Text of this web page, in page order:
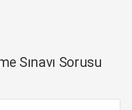
Sınavı Sorusu